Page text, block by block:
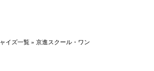
イズ一覧 » 京進スクール・ワン